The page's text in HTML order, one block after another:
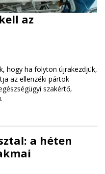
az
hogy ha folyton újrakezdjük,
az ellenzéki pártok
szakértő,
.
a héten